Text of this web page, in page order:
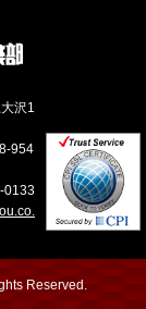
沢1
954
0133
Reserved.